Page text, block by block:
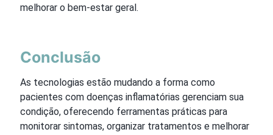
melhorar o bem-estar geral.
Conclusão
As tecnologias estão mudando a forma como
pacientes com doenças inflamatórias gerenciam sua
condição, oferecendo ferramentas práticas para
monitorar sintomas, organizar tratamentos e melhorar